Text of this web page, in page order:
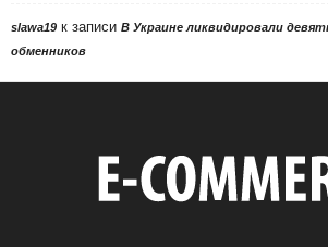
slawa19 к записи В Украине ликвидировали
обменников